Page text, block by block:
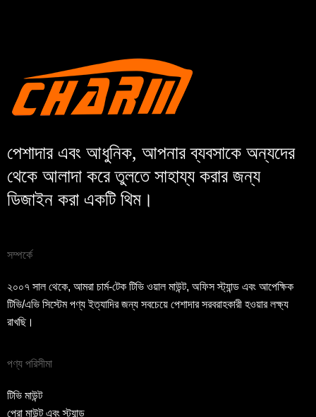
পেশাদার এবং আধুনিক, আপনার ব্যবসাকে অন্যদের
থেকে আলাদা করে তুলতে সাহায্য করার জন্য
ডিজাইন করা একটি থিম।
সম্পর্কে
২০০৭ সাল থেকে, আমরা চার্ম-টেক টিভি ওয়াল মাউন্ট, অফিস স্ট্যান্ড এবং আপেক্ষিক
টিভি/এভি সিস্টেম পণ্য ইত্যাদির জন্য সবচেয়ে পেশাদার সরবরাহকারী হওয়ার লক্ষ্য
রাখছি।
পণ্য পরিসীমা
টিভি মাউন্ট
প্রো মাউন্ট এবং স্ট্যান্ড